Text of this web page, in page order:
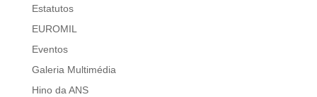
Estatutos
EUROMIL
Eventos
Galeria Multimédia
Hino da ANS